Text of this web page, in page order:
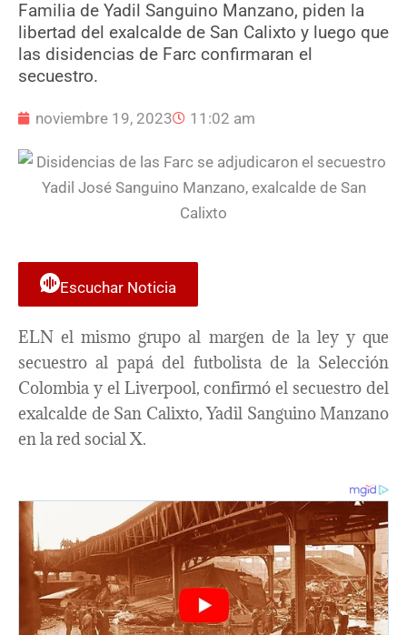
Familia de Yadil Sanguino Manzano, piden la
libertad del exalcalde de San Calixto y luego que
las disidencias de Farc confirmaran el
secuestro.
noviembre 19, 2023 11:02 am
Escuchar Noticia
ELN el mismo grupo al margen de la ley y que
secuestro al papá del futbolista de la Selección
Colombia y el Liverpool, confirmó el secuestro del
exalcalde de San Calixto, Yadil Sanguino Manzano
en la red social X.